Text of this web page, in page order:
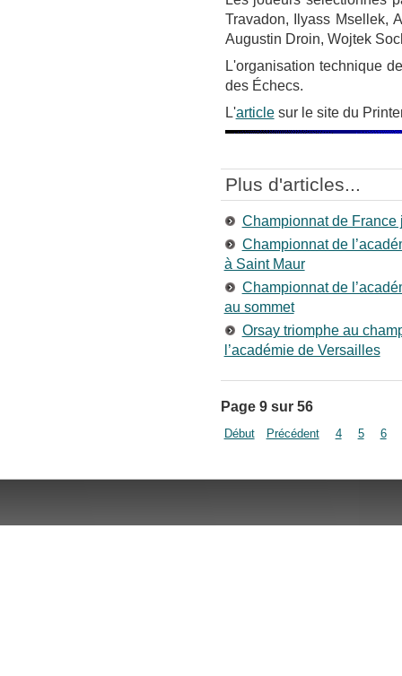
Travadon, Ilyass Msellek,
Augustin Droin, Wojtek
L'organisation technique
des Échecs.
L'articlesur le site du
Plus d'articles...
Championnat de France
Championnat de
à Saint Maur
Championnat de
au sommet
Orsay triomphe au
l’académie de Versailles
Page 9 sur 56
Début Précédent 4 5 6